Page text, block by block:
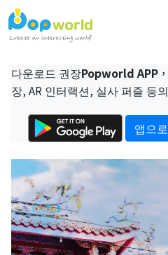
다운로드 권장Popworld APP
장, AR 인터랙션, 실사 퍼즐 등
앱으